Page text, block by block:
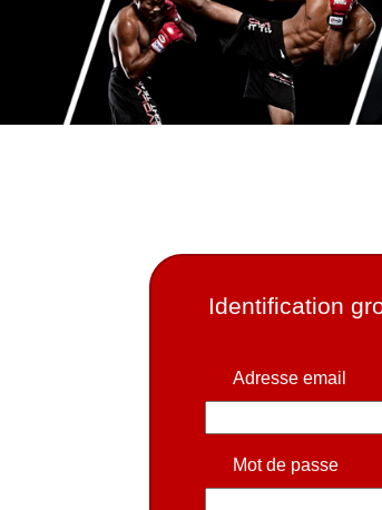
Identification
Adresse email
Mot de passe